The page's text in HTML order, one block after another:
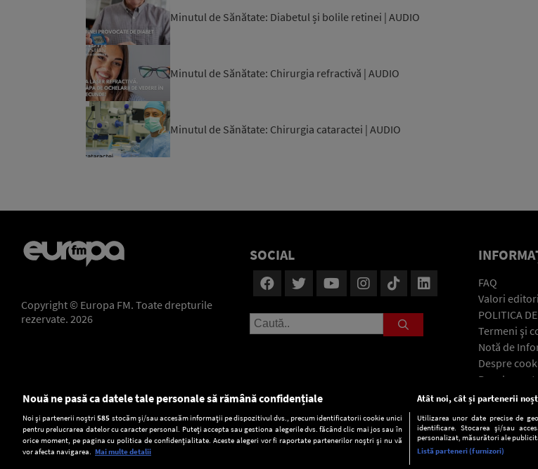
Minutul de Sănătate: Diabetul și bolile retinei | AUDIO
Minutul de Sănătate: Chirurgia refractivă | AUDIO
Minutul de Sănătate: Chirurgia cataractei | AUDIO
Copyright © Europa FM. Toate drepturile
rezervate. 2026
SOCIAL
FAQ
Valori
POLITICA
Termeni şi
Notă de
Despre
Regulament
GDPR
Setări:
Dark Mode
Nouă ne pasă ca datele tale personale să rămână confidențiale
Noi și partenerii noștri585 stocăm și/sau accesăm informații pe dispozitivul dvs., precum identificatorii cookie unici
pentru prelucrarea datelor cu caracter personal. Puteți accepta sau gestiona alegerile dvs. făcând clic mai jos sau în
orice moment, pe pagina cu politica de confidențialitate. Aceste alegeri vor fi raportate partenerilor noștri și nu vă
vor afecta navigarea. Mai multe detalii
Atât noi, cât și partenerii
Utilizarea unor date precise de
identificare. Stocarea și/sau
personalizat, măsurători ale
Listă parteneri (furnizori)